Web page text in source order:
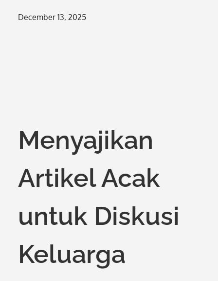
Posted
December 13, 2025
Menyajikan
Artikel Acak
untuk Diskusi
Keluarga